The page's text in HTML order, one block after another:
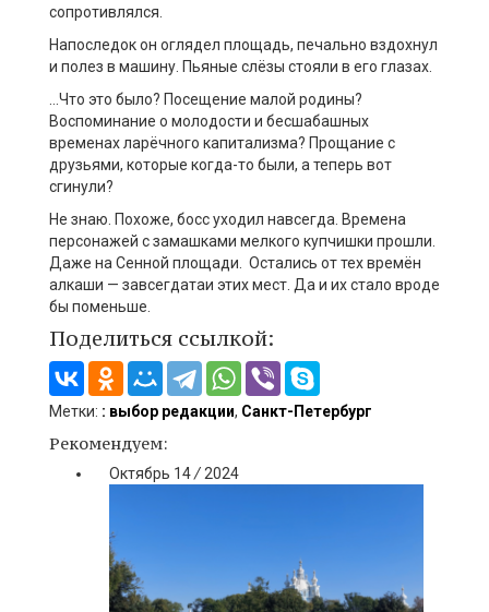
сопротивлялся.
Напоследок он оглядел площадь, печально вздохнул
и полез в машину. Пьяные слёзы стояли в его глазах.
Что это было? Посещение малой родины?
Воспоминание о молодости и бесшабашных
временах ларёчного капитализма? Прощание с
друзьями, которые когда-то были, а теперь вот
сгинули?
Не знаю. Похоже, босс уходил навсегда. Времена
персонажей с замашками мелкого купчишки прошли.
Даже на Сенной площади. Остались от тех времён
алкаши — завсегдатаи этих мест. Да и их стало вроде
бы поменьше.
Поделиться ссылкой:
Метки: : выбор редакции, Санкт-Петербург
Рекомендуем:
Октябрь 14/ 2024